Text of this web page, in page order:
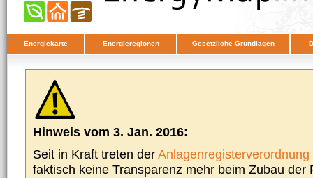
Energiekarte Energieregionen Gesetzliche Grundlagen
Hinweis vom 3. Jan. 2016:
Seit in Kraft treten derAnlagenregisterverordnung
faktisch keine Transparenz mehr beim Zubau der